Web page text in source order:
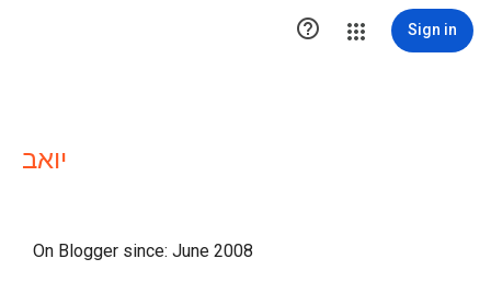
 Sign in
יואב
On Blogger since: June 2008